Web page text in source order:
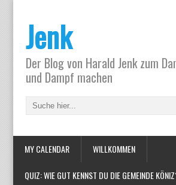
Jenk
Der Blog von Harald Jenk zum
und Dampf machen
MY CALENDAR WILLKOMMEN
QUIZ: WIE GUT KENNST DU DIE GEMEINDE